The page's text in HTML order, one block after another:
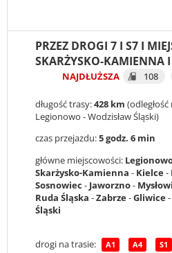
PRZEZ DROGI 7 I S7 I
SKARŻYSKO-KAMIENNA
NAJDŁUŻSZA 108
długość trasy:428 km
Legionowo - Wodzisław Śląski)
czas przejazdu:5 godz. 6 min
główne miejscowości:
Skarżysko-Kamienna - Kielce-
Sosnowiec - Jaworzno-
Ruda Śląska -Zabrze-Gliwice-
Śląski
drogi na trasie: A1 A4 S1